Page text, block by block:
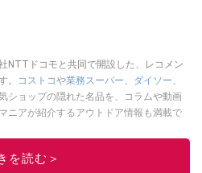
NTTドコモと共同で開設した、レコメン
。
コストコや業務スーパー、 ダイソー、
ショップの隠れた名品を、コラムや動画
ニアが紹介するアウトドア情報も満載で
情報をお届けしているので、ぜひ
を読む＞